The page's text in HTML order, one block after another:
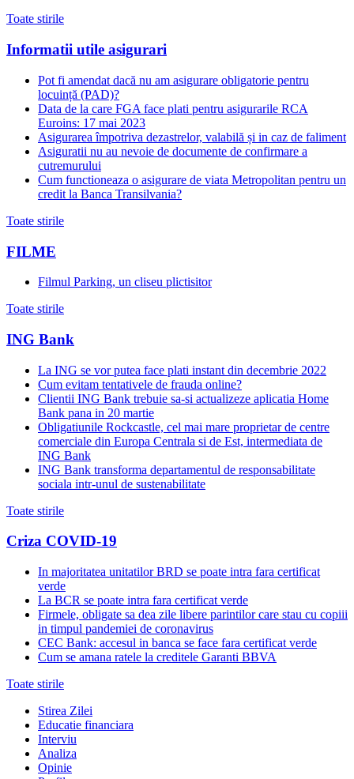
Toate stirile
Informatii utile asigurari
Pot fi amendat dacă nu am asigurare obligatorie pentru
locuință (PAD)?
Data de la care FGA face plati pentru asigurarile RCA
Euroins: 17 mai 2023
Asigurarea împotriva dezastrelor, valabilă și in caz de faliment
Asiguratii nu au nevoie de documente de confirmare a
cutremurului
Cum functioneaza o asigurare de viata Metropolitan pentru un
credit la Banca Transilvania?
Toate stirile
FILME
Filmul Parking, un cliseu plictisitor
Toate stirile
ING Bank
La ING se vor putea face plati instant din decembrie 2022
Cum evitam tentativele de frauda online?
Clientii ING Bank trebuie sa-si actualizeze aplicatia Home
Bank pana in 20 martie
Obligatiunile Rockcastle, cel mai mare proprietar de centre
comerciale din Europa Centrala si de Est, intermediata de
ING Bank
ING Bank transforma departamentul de responsabilitate
sociala intr-unul de sustenabilitate
Toate stirile
Criza COVID-19
In majoritatea unitatilor BRD se poate intra fara certificat
verde
La BCR se poate intra fara certificat verde
Firmele, obligate sa dea zile libere parintilor care stau cu copiii
in timpul pandemiei de coronavirus
CEC Bank: accesul in banca se face fara certificat verde
Cum se amana ratele la creditele Garanti BBVA
Toate stirile
Stirea Zilei
Educatie financiara
Interviu
Analiza
Opinie